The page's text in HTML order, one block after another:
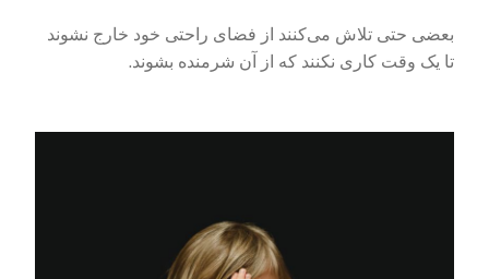
بعضی حتی تلاش می‌کنند از فضای راحتی خود خارج نشوند
تا یک وقت کاری نکنند که از آن شرمنده بشوند.